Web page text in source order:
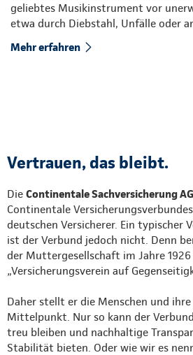
geliebtes Musikinstrument vor
etwa durch Diebstahl, Unfälle oder
Mehr erfahren
Vertrauen, das bleibt.
Die Continentale Sachversicherung AG
Continentale
deutschen Versicherer. Ein typischer
ist der Verbund jedoch nicht. Denn
der Muttergesellschaft im Jahre
„Versicherungsverein auf
Daher stellt er die Menschen und
Mittelpunkt. Nur so kann der
treu bleiben und nachhaltige
Stabilität bieten. Oder wie wir es